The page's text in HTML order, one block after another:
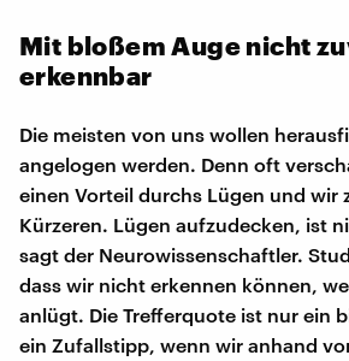
Mit bloßem Auge nicht
erkennbar
Die meisten von uns wollen
angelogen werden. Denn oft
einen Vorteil durchs Lügen und wir
Kürzeren. Lügen aufzudecken, ist
sagt der Neurowissenschaftler.
dass wir nicht erkennen können,
anlügt. Die Trefferquote ist nur ein
ein Zufallstipp, wenn wir anhand